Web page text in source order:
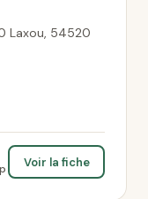
Laxou, 54520
Voir la fiche